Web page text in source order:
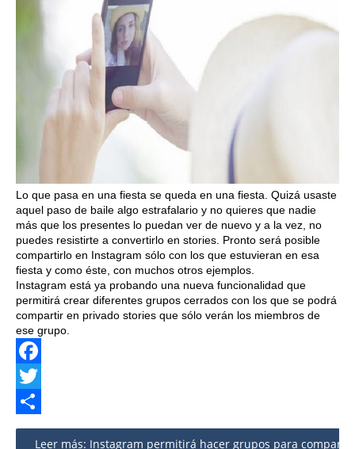
Lo que pasa en una fiesta se queda en una fiesta. Quizá usaste
aquel paso de baile algo estrafalario y no quieres que nadie
más que los presentes lo puedan ver de nuevo y a la vez, no
puedes resistirte a convertirlo en stories. Pronto será posible
compartirlo en Instagram sólo con los que estuvieran en esa
fiesta y como éste, con muchos otros ejemplos.
Instagram está ya probando una nueva funcionalidad que
permitirá crear diferentes grupos cerrados con los que se podrá
compartir en privado stories que sólo verán los miembros de
ese grupo.
Facebook
Twitter
Share
Leer más: Instagram permitirá hacer grupos para